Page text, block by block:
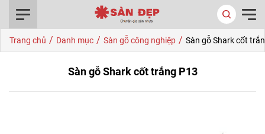
Trang chủ / Danh mục / Sàn gỗ công nghiệp / Sàn gỗ Shark cốt
Sàn gỗ Shark cốt trắng P13